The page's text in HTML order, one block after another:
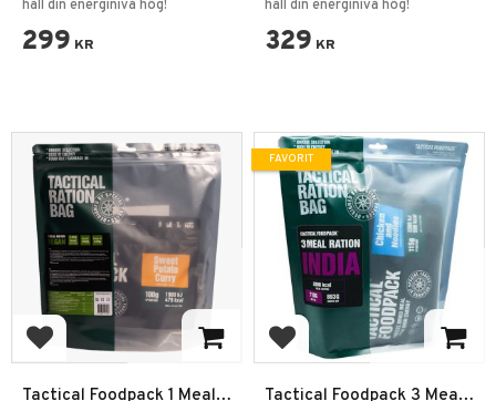
håll din energinivå hög!
299 KR
håll din energinivå hög!
329 KR
Lägg till i favoriter
Tactical Foodpack 1 Meal
Lägg till i favoriter
Tactical Foodpack 3 Meal
FAVORIT